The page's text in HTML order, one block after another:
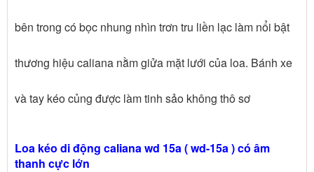
bên trong có bọc nhung nhìn trơn tru liền lạc làm nổi bật
thương hiệu caliana nằm giửa mặt lưới của loa. Bánh xe
và tay kéo củng được làm tinh sảo không thô sơ
Loa kéo di động caliana wd 15a ( wd-15a ) có âm
thanh cực lớn